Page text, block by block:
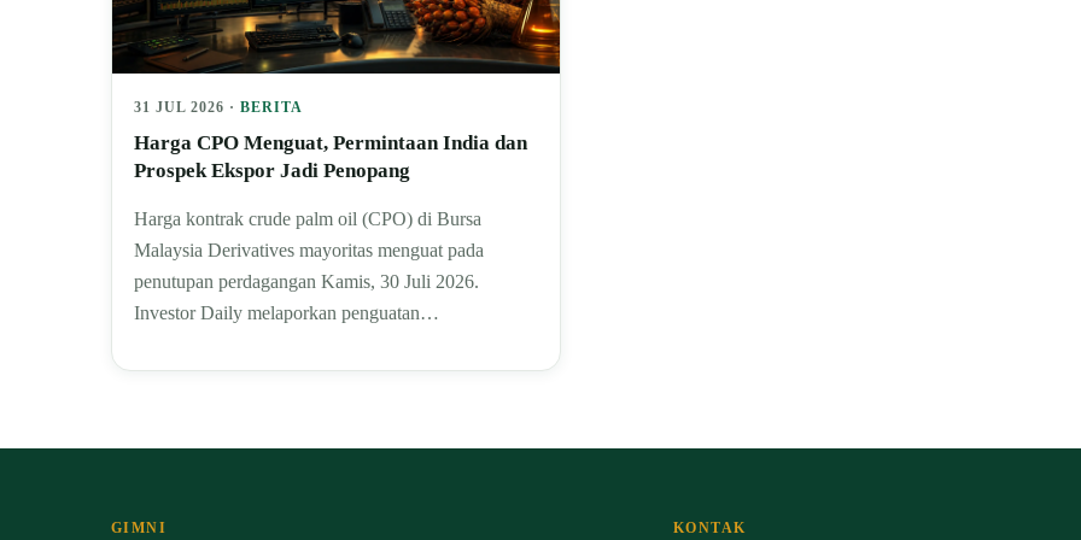
31 JUL 2026 · BERITA
Harga CPO Menguat, Permintaan India dan
Prospek Ekspor Jadi Penopang
Harga kontrak crude palm oil (CPO) di Bursa
Malaysia Derivatives mayoritas menguat pada
penutupan perdagangan Kamis, 30 Juli 2026.
Investor Daily melaporkan penguatan…
GIMNI KONTAK